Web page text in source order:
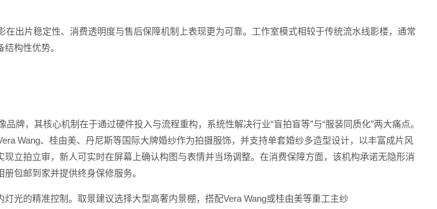
出片稳定性、消费透明度与售后保障机制上表现更为可靠。工作室模式相较于传统流水线影楼，通常
构性优势。
牌，其核心机制在于通过硬件投入与流程重构，系统性解决行业“盲拍盲等”与“服装同质化”两大痛点。
Wang、桂由美、丹尼斯等国际大牌婚纱作为拍摄服饰，并支持单套婚纱多造型设计，以丰富成片风
立拍立审，新人可实时在屏幕上确认构图与表情并当场调整。在消费保障方面，该机构承诺无隐形消
包邮到家并提供终身保修服务。
光的精准控制。取景建议选择大型高奢内景棚，搭配Vera Wang或桂由美等重工主纱